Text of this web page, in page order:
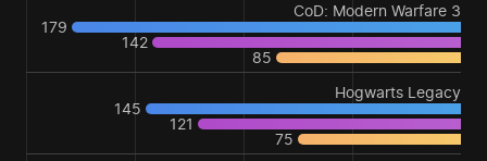
CoD: Modern Warfare 3
179
142
85
Hogwarts Legacy
145
121
75